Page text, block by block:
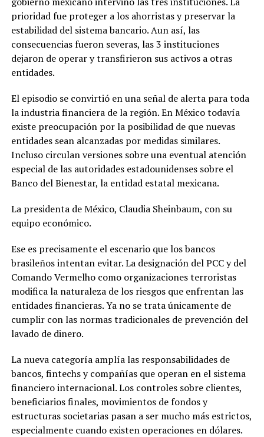
prioridad fue proteger a los ahorristas y preservar la
estabilidad del sistema bancario. Aun así, las
consecuencias fueron severas, las 3 instituciones
dejaron de operar y transfirieron sus activos a otras
entidades.
El episodio se convirtió en una señal de alerta para toda
la industria financiera de la región. En México todavía
existe preocupación por la posibilidad de que nuevas
entidades sean alcanzadas por medidas similares.
Incluso circulan versiones sobre una eventual atención
especial de las autoridades estadounidenses sobre el
Banco del Bienestar, la entidad estatal mexicana.
La presidenta de México, Claudia Sheinbaum, con su
equipo económico.
Ese es precisamente el escenario que los bancos
brasileños intentan evitar. La designación del PCC y del
Comando Vermelho como organizaciones terroristas
modifica la naturaleza de los riesgos que enfrentan las
entidades financieras. Ya no se trata únicamente de
cumplir con las normas tradicionales de prevención del
lavado de dinero.
La nueva categoría amplía las responsabilidades de
bancos, fintechs y compañías que operan en el sistema
financiero internacional. Los controles sobre clientes,
beneficiarios finales, movimientos de fondos y
estructuras societarias pasan a ser mucho más estrictos,
especialmente cuando existen operaciones en dólares.